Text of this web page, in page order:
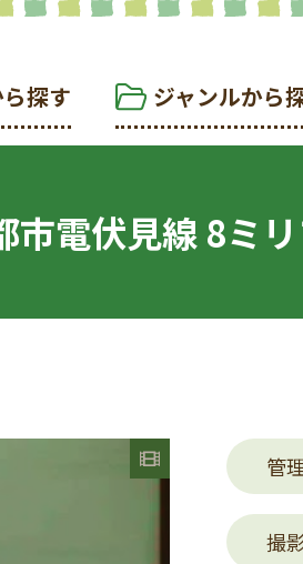
探す ジャンルから
市電伏見線 8ミ
管
撮